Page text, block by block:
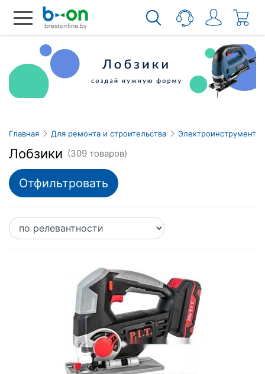
Главная Для ремонта и строительства Электроинструмент
Лобзики (309 товаров)
Отфильтровать